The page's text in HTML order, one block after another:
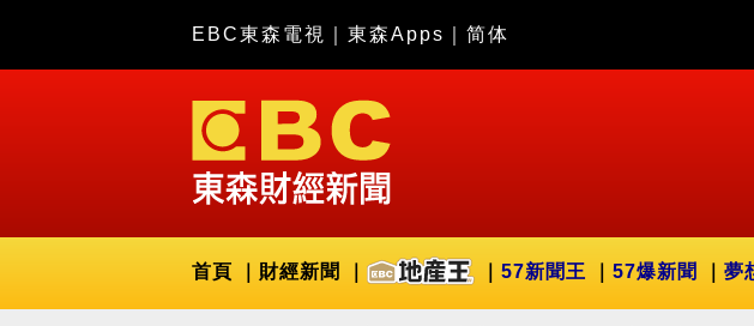
EBC東森電視 東森Apps 简体
首頁 財經新聞 57新聞王 57爆新聞 夢